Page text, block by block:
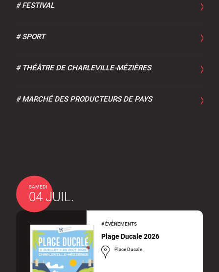
#FESTIVAL
#SPORT
# THÉÂTRE DE CHARLEVILLE-MÉZIÈRES
#MARCHÉ DES PRODUCTEURS DE PAYS
SAMEDI
04 JUIL.
# ÉVÉNEMENTS
Plage Ducale 2026
Place Ducale